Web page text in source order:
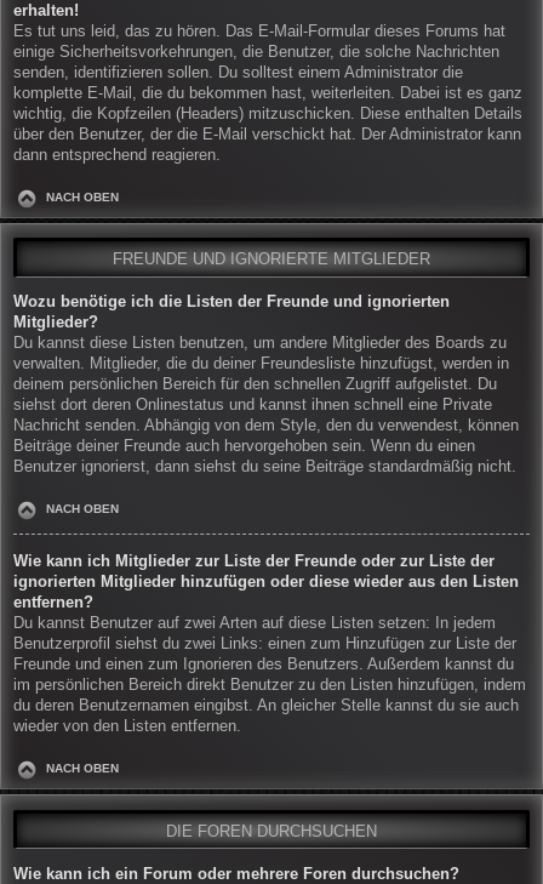
erhalten!
Es tut uns leid, das zu hören. Das E-Mail-Formular dieses Forums hat
einige Sicherheitsvorkehrungen, die Benutzer, die solche Nachrichten
senden, identifizieren sollen. Du solltest einem Administrator die
komplette E-Mail, die du bekommen hast, weiterleiten. Dabei ist es ganz
wichtig, die Kopfzeilen (Headers) mitzuschicken. Diese enthalten Details
über den Benutzer, der die E-Mail verschickt hat. Der Administrator kann
dann entsprechend reagieren.
NACH OBEN
FREUNDE UND IGNORIERTE MITGLIEDER
Wozu benötige ich die Listen der Freunde und ignorierten
Mitglieder?
Du kannst diese Listen benutzen, um andere Mitglieder des Boards zu
verwalten. Mitglieder, die du deiner Freundesliste hinzufügst, werden in
deinem persönlichen Bereich für den schnellen Zugriff aufgelistet. Du
siehst dort deren Onlinestatus und kannst ihnen schnell eine Private
Nachricht senden. Abhängig von dem Style, den du verwendest, können
Beiträge deiner Freunde auch hervorgehoben sein. Wenn du einen
Benutzer ignorierst, dann siehst du seine Beiträge standardmäßig nicht.
NACH OBEN
Wie kann ich Mitglieder zur Liste der Freunde oder zur Liste der
ignorierten Mitglieder hinzufügen oder diese wieder aus den Listen
entfernen?
Du kannst Benutzer auf zwei Arten auf diese Listen setzen: In jedem
Benutzerprofil siehst du zwei Links: einen zum Hinzufügen zur Liste der
Freunde und einen zum Ignorieren des Benutzers. Außerdem kannst du
im persönlichen Bereich direkt Benutzer zu den Listen hinzufügen, indem
du deren Benutzernamen eingibst. An gleicher Stelle kannst du sie auch
wieder von den Listen entfernen.
NACH OBEN
DIE FOREN DURCHSUCHEN
Wie kann ich ein Forum oder mehrere Foren durchsuchen?